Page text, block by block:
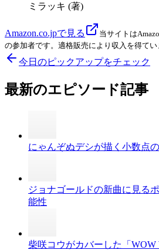
ミラッキ (著)
Amazon.co.jpで見る
当サイトは
の参加者です。適格販売により収入を得てい
今日のピックアップをチェック
最新のエピソード記事
にゃんぞぬデシが描く小数点
ジョナゴールドの新曲に見る
能性
柴咲コウがカバーした「